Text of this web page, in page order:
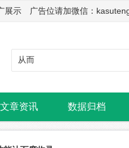
示 广告位请加微信：
文章资讯 数据归档